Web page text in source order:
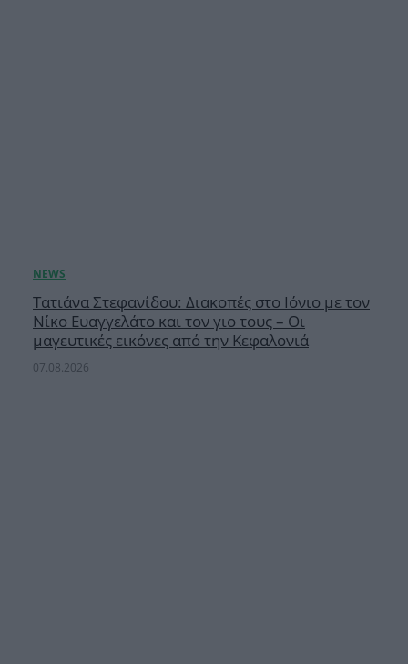
Τατιάνα Στεφανίδου: Διακοπές στο Ιόνιο με τον
Νίκο Ευαγγελάτο και τον γιο τους – Οι
μαγευτικές εικόνες από την Κεφαλονιά
07.08.2026